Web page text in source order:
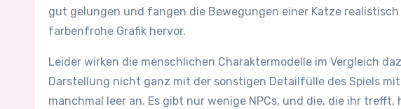
gut gelungen und fangen die Bewegungen einer Katze
farbenfrohe Grafik hervor.
Leider wirken die menschlichen Charaktermodelle im Vergleich
Darstellung nicht ganz mit der sonstigen Detailfülle des Spiels
manchmal leer an. Es gibt nur wenige NPCs, und die, die ihr